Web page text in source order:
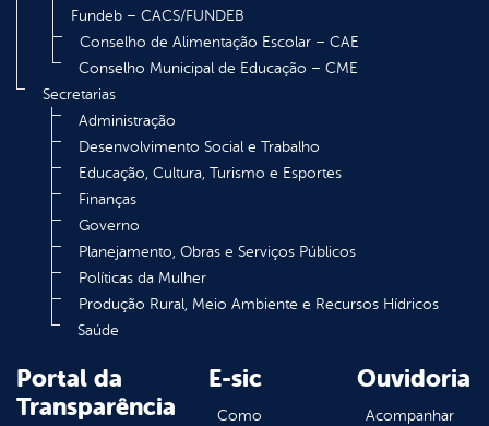
Fundeb – CACS/FUNDEB
Conselho de Alimentação Escolar – CAE
Conselho Municipal de Educação – CME
Secretarias
Administração
Desenvolvimento Social e Trabalho
Educação, Cultura, Turismo e Esportes
Finanças
Governo
Planejamento, Obras e Serviços Públicos
Políticas da Mulher
Produção Rural, Meio Ambiente e Recursos Hídricos
Saúde
Portal da
Transparência
E-sic
Como
Ouvidoria
Acompanhar